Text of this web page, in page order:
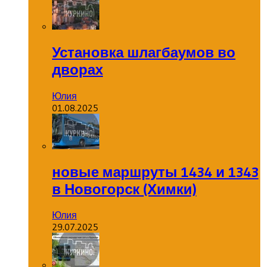
Установка шлагбаумов во
дворах
Юлия
01.08.2025
новые маршруты 1434 и 1343
в Новогорск (Химки)
Юлия
29.07.2025